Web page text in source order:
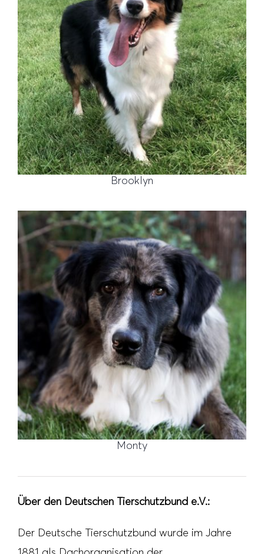
Brooklyn
Monty
Über den Deutschen Tierschutzbund e.V.:
Der Deutsche Tierschutzbund wurde im Jahre